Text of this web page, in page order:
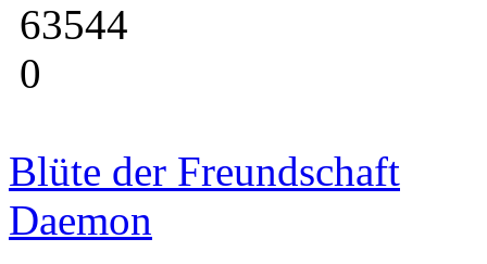
63544
0
Blüte der Freundschaft
Daemon